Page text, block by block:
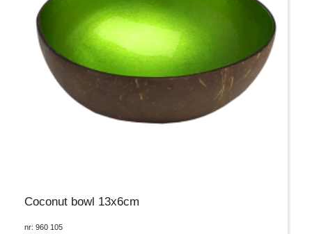
Coconut bowl 13x6cm
nr: 960 105